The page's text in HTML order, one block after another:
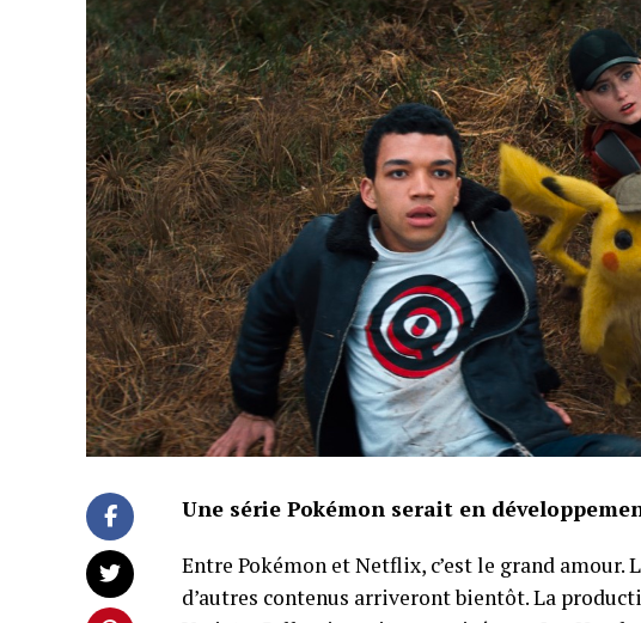
Une série Pokémon serait en
Entre Pokémon et Netflix, c’est le grand
d’autres contenus arriveront bientôt. La